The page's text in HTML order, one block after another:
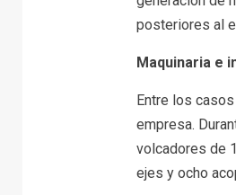
posteriores al
Maquinaria e
Entre los
empresa.
volcadores de
ejes y ocho